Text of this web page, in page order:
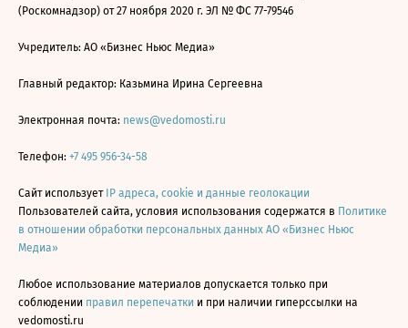
(Роскомнадзор) от 27 ноября 2020 г. ЭЛ № ФС 77-79546
Учредитель: АО «Бизнес Ньюс Медиа»
Главный редактор: Казьмина Ирина Сергеевна
Электронная почта: news@vedomosti.ru
Телефон: +7 495 956-34-58
Сайт использует IP адреса, cookie и данные геолокации
Пользователей сайта, условия использования содержатся в Политике
в отношении обработки персональных данных АО «Бизнес Ньюс
Медиа»
Любое использование материалов допускается только при
соблюдении правил перепечатки и при наличии гиперссылки на
vedomosti.ru